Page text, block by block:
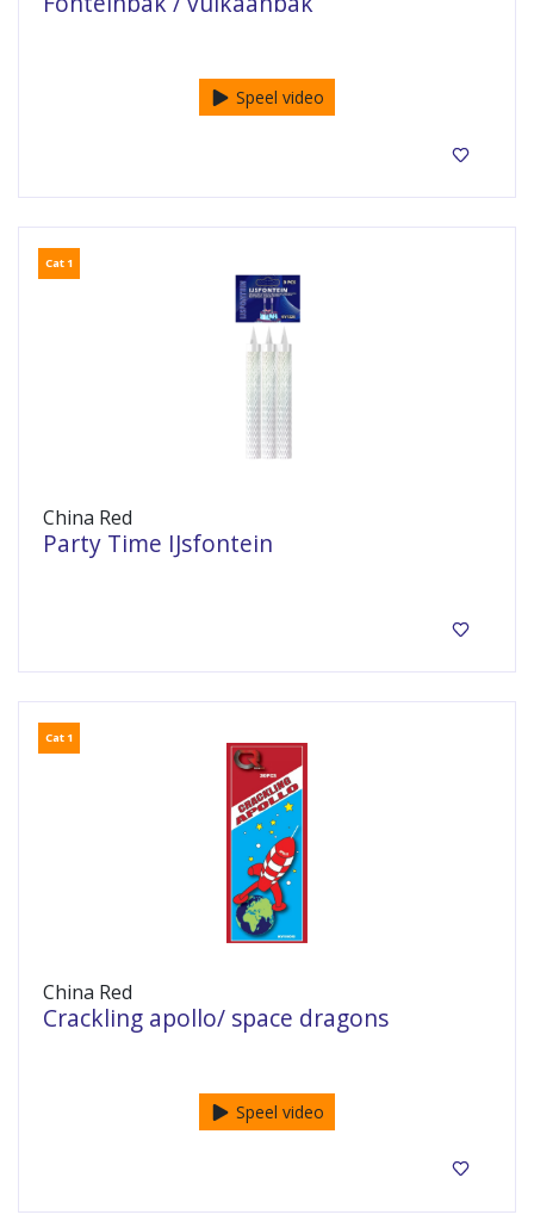
Speel video
Cat 1
China Red
Party Time IJsfontein
Cat 1
China Red
Crackling apollo/ space dragons
Speel video